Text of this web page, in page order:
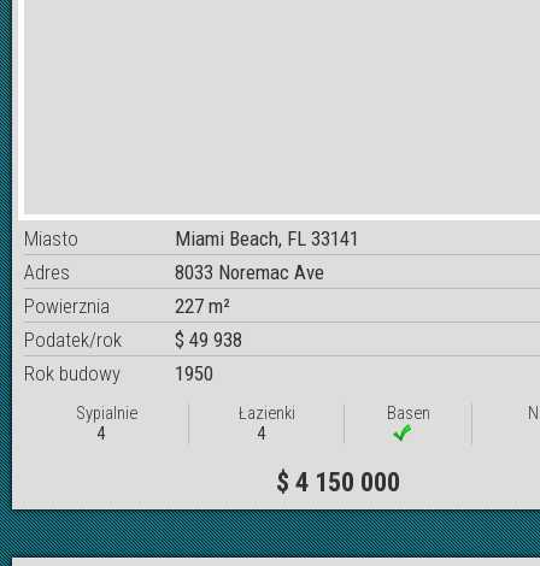
Miasto
Miami Beach, FL 33141
Adres
8033 Noremac Ave
Powierznia
227 m²
Podatek/rok
$ 49 938
Rok budowy
1950
Sypialnie
4
Łazienki
4
Basen
$ 4 150 000